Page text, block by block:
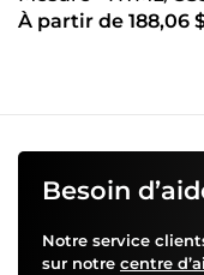
À partir de 188,06
Besoin
Notre service
sur notre centre